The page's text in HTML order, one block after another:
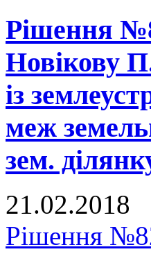
Рішення
Новікову
із
меж
зем.
21.02.2018
Рішення